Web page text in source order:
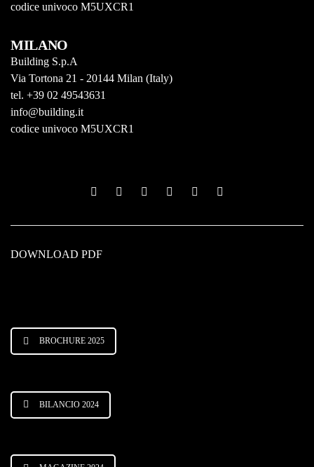
codice univoco M5UXCR1
MILANO
Building S.p.A
Via Tortona 21 - 20144 Milan (Italy)
tel. +39 02 49543631
info@building.it
codice univoco M5UXCR1
DOWNLOAD PDF
BROCHURE 2025
BILANCIO 2024